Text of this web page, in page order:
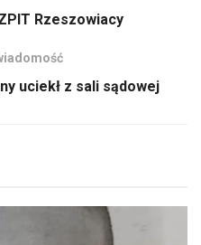
Rzeszowiacy
uciekł z sali sądowej